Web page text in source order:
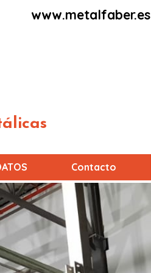
Contacto
www.metalfaber.es